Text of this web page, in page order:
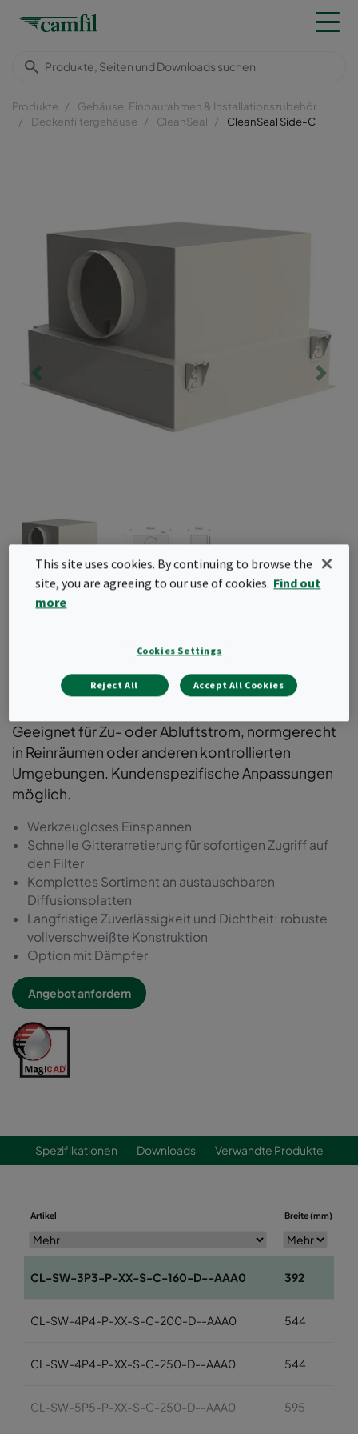
Produkte
Gehäuse, Einbaurahmen & Installationszubehör
Deckenfiltergehäuse
CleanSeal CleanSeal Side-C
CleanSeal Side-C
Vollverschweißtes endständiges
mit seitlichem Rundkanalanschluss und
Geeignet für Zu- oder Abluftstrom, normgerecht
in Reinräumen oder anderen kontrollierten
Umgebungen. Kundenspezifische Anpassungen
möglich.
Werkzeugloses Einspannen
Schnelle Gitterarretierung für sofortigen Zugriff auf
den Filter
Komplettes Sortiment an austauschbaren
Diffusionsplatten
Langfristige Zuverlässigkeit und Dichtheit: robuste
vollverschweißte Konstruktion
Option mit Dämpfer
Angebot anfordern
Spezifikationen Downloads Verwandte Produkte
Artikel Breite (mm)
CL-SW-3P3-P-XX-S-C-160-D--AAA0 392
CL-SW-4P4-P-XX-S-C-200-D--AAA0 544
CL-SW-4P4-P-XX-S-C-250-D--AAA0 544
CL-SW-5P5-P-XX-S-C-250-D--AAA0 595
This site uses cookies. By continuing to browse the
site, you are agreeing to our use of cookies. Find out
more
Cookies Settings
Reject All Accept All Cookies